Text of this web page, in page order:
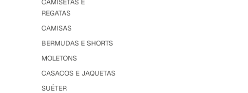
CAMISETAS E
REGATAS
CAMISAS
BERMUDAS E SHORTS
MOLETONS
CASACOS E JAQUETAS
SUÉTER